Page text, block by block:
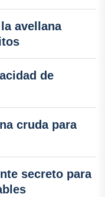
avellana
de
cruda para
secreto para